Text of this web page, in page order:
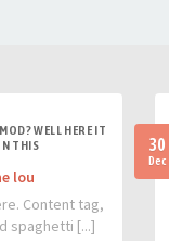
WELL HERE IT
THIS
lou
Content tag,
spaghetti [...]
30
Dec